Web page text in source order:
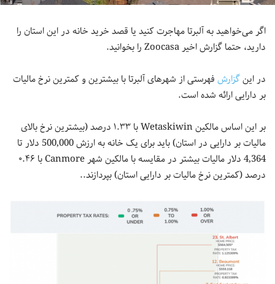
اگر می‌خواهید به آلبرتا مهاجرت کنید یا قصد خرید خانه در این استان را
دارید، حتما گزارش اخیر Zoocasa را بخوانید.
در اینگزارشفهرستی از شهرهای آلبرتا با بیشترین و کمترین نرخ مالیات
بر دارایی ارائه شده است.
بر این اساس مالکین Wetaskiwin با ۱.۳۳ درصد (بیشترین نرخ بالای
مالیات بر دارایی در استان) باید برای یک خانه به ارزش 500,000 دلار تا
4,364 دلار مالیات بیشتر در مقایسه با مالکین شهر Canmore با ۰.۴۶
درصد (کمترین نرخ مالیات بر دارایی استان) بپردازند..